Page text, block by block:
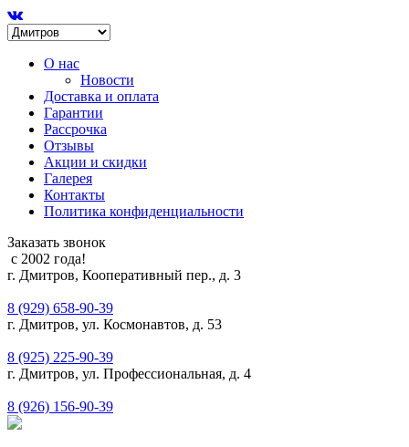
О нас
Новости
Доставка и оплата
Гарантии
Рассрочка
Отзывы
Акции и скидки
Галерея
Контакты
Политика конфиденциальности
Заказать звонок
с 2002 года!
г. Дмитров, Кооперативный пер., д. 3
8 (929) 658-90-39
г. Дмитров, ул. Космонавтов, д. 53
8 (925) 225-90-39
г. Дмитров, ул. Профессиональная, д. 4
8 (926) 156-90-39